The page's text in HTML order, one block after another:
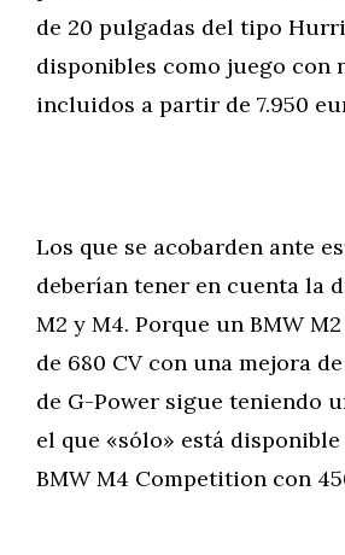
de 20 pulgadas del tipo
disponibles como juego con
incluidos a partir de 7.950
Los que se acobarden ante
deberían tener en cuenta la
M2 y M4. Porque un BMW
de 680 CV con una mejora
de G-Power sigue teniendo
el que «sólo» está
BMW M4 Competition con